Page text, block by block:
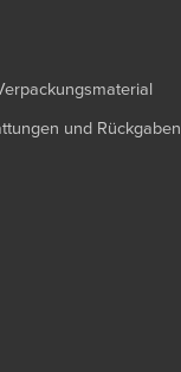
und Rückgaben